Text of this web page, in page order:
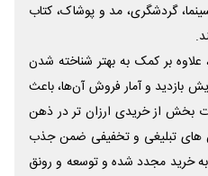
گردشگری، مد و پوشاک، کتاب
علاوه بر کمک به بهتر شناخته شدن
بازدید و آمار فروش آن‌ها، باعث
بخش از خریدی ارزان تر در ذهن
های تبلیغی و تخفیفی ضمن جذب
خرید مجدد شده و توسعه و رونق